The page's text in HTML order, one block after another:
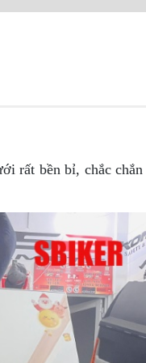
rất bền bỉ, chắc chắn